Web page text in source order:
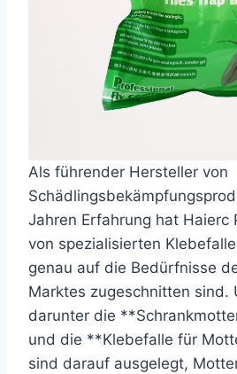
Als führender Hersteller von
Jahren Erfahrung hat Haierc
von spezialisierten
genau auf die Bedürfnisse
Marktes zugeschnitten sind.
darunter die
und die **Klebefalle für
sind darauf ausgelegt,